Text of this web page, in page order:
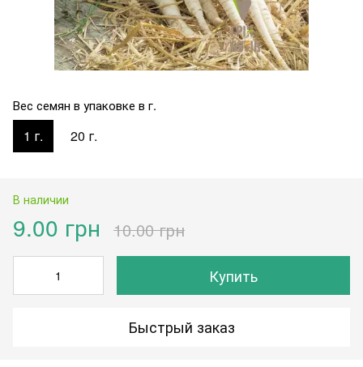
Вес семян в упаковке в г.
1 г. 20 г.
В наличии
9.00 грн 10.00 грн
Купить
Быстрый заказ